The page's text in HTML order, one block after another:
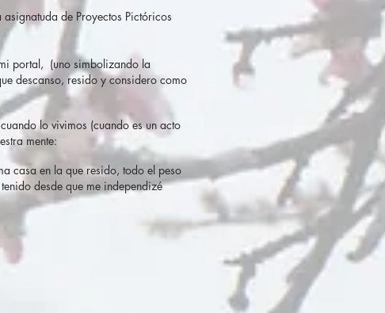
de Proyectos Pictóricos
portal, (uno simbolizando la
descanso, resido y considero como
lo vivimos (cuando es un acto
mente:
casa en la que resido, todo el peso
desde que me independizé